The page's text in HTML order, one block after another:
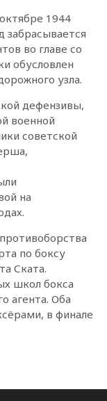
1944
забрасывается
во главе со
обусловлен
узла.
дефензивы,
военной
советской
на
по боксу
Ската.
школ бокса
агента. Оба
в финале